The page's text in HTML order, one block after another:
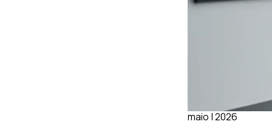
maio | 2026